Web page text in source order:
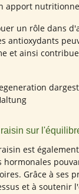
apport
un rôle dans
antioxydants
et ainsi
sur
est
Grâce à ses
et à soutenir